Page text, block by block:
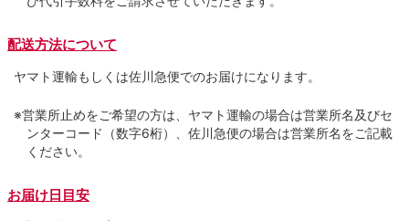
配送方法について
ヤマト運輸もしくは佐川急便でのお届けになります。
※営業所止めをご希望の方は、ヤマト運輸の場合は営業所名及びセ
ンターコード（数字6桁）、佐川急便の場合は営業所名をご記載
ください。
お届け日目安